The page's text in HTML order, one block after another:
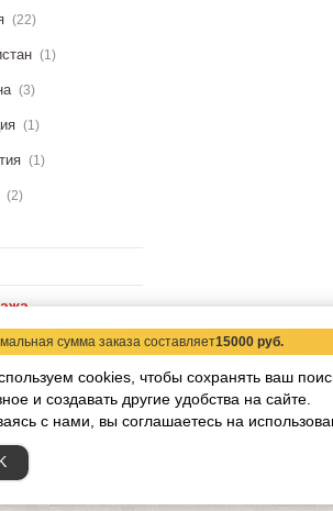
(22)
(1)
(3)
(1)
(1)
(2)
О компании Статьи
Обращаем ваше
при каких условиях не
сумма заказа составляет15000 руб.
cookies, чтобы сохранять ваш
и создавать другие удобства на сайте.
с нами, вы соглашаетесь на